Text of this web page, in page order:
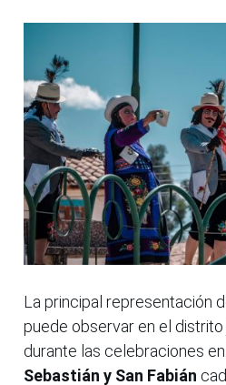
La principal representación
puede observar en el distrito
durante las celebraciones
Sebastián y San Fabián